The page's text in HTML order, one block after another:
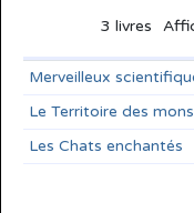
3 livres
Merveilleux
Le Territoire des
Les Chats enchantés